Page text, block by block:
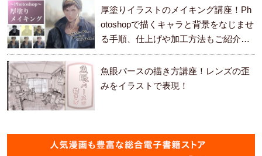
厚塗りイラストのメイキング講座！Ph
otoshopで描くキャラと背景をなじませ
る手順、仕上げや加工方法もご紹介し
ます。
魚眼パースの描き方講座！レンズの歪
みをイラストで表現！